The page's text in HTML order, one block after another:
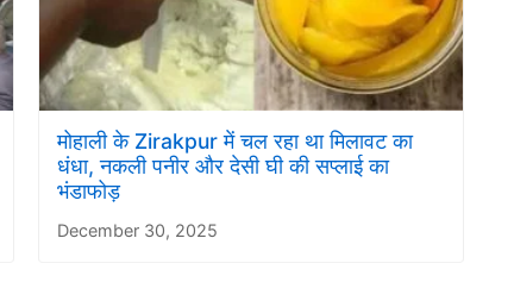
मोहाली के Zirakpur में चल रहा था मिलावट का
धंधा, नकली पनीर और देसी घी की सप्लाई का
भंडाफोड़
December 30, 2025